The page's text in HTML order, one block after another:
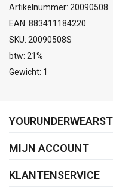
Artikelnummer: 20090508
EAN: 883411184220
SKU: 20090508S
btw: 21%
Gewicht: 1
MIJN ACCOUNT
KLANTENSERVICE